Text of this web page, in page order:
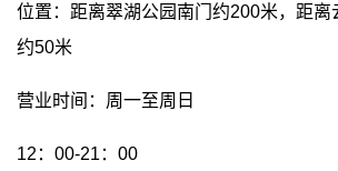
位置：距离翠湖公园南门约200米，距离
约50米
营业时间：周一至周日
12：00-21：00